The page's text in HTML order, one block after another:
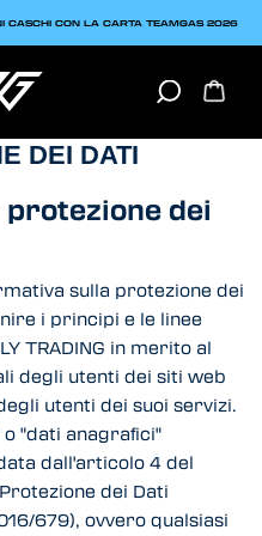
CASCHI CON LA CARTA TEAMGAS 2026
DEI DATI
dei
sulla protezione dei
i principi e le linee
TRADING in merito al
degli utenti dei siti web
degli utenti dei suoi servizi.
"dati anagrafici"
dall'articolo 4 del
dei Dati
679), ovvero qualsiasi